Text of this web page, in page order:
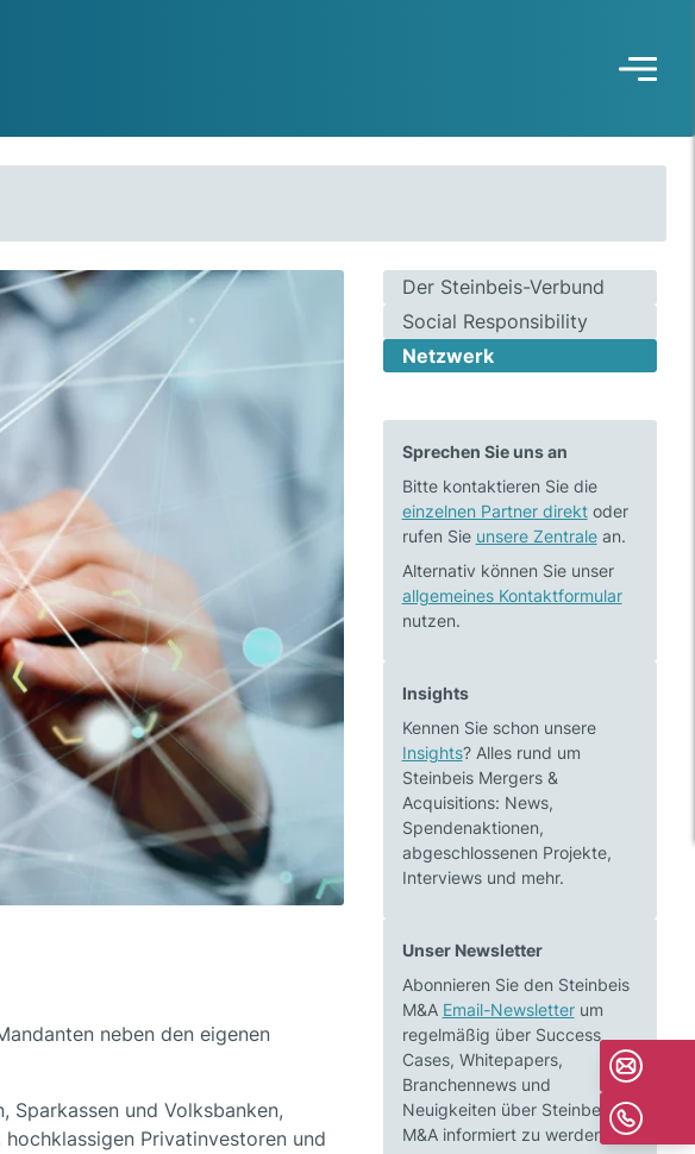
neben den eigenen
Sparkassen und Volksbanken,
Privatinvestoren und
Der Steinbeis-Verbund
Social Responsibility
Netzwerk
Sprechen Sie uns an
Bitte kontaktieren Sie die
einzelnen Partner direktoder
rufen Sie unsere Zentralean.
Alternativ können Sie unser
allgemeines Kontaktformular
nutzen.
Insights
Kennen Sie schon unsere
Insights? Alles rund um
Steinbeis Mergers &
Acquisitions: News,
Spendenaktionen,
abgeschlossenen Projekte,
Interviews und mehr.
Unser Newsletter
Abonnieren Sie den Steinbeis
M&A Email-Newsletterum
regelmäßig über Success
Cases, Whitepapers,
Branchennews und
Neuigkeiten über Steinbeis
M&A informiert zu werden.